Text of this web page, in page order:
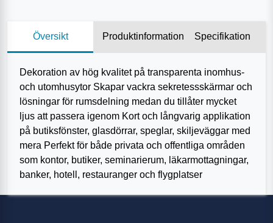
Översikt Produktinformation Specifikation
Dekoration av hög kvalitet på transparenta inomhus-
och utomhusytor Skapar vackra sekretessskärmar och
lösningar för rumsdelning medan du tillåter mycket
ljus att passera igenom Kort och långvarig applikation
på butiksfönster, glasdörrar, speglar, skiljeväggar med
mera Perfekt för både privata och offentliga områden
som kontor, butiker, seminarierum, läkarmottagningar,
banker, hotell, restauranger och flygplatser